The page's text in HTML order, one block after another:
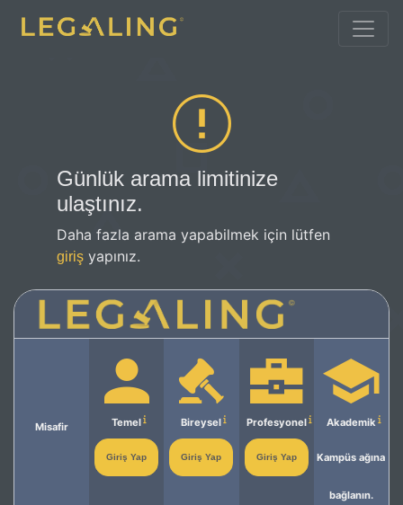
Günlük arama limitinize
ulaştınız.
Daha fazla arama yapabilmek için lütfen
giriş yapınız.
Misafir Temel
Giriş Yap
Bireysel
Giriş Yap
Profesyonel
Giriş Yap
Akademik
Kampüs ağına
bağlanın.